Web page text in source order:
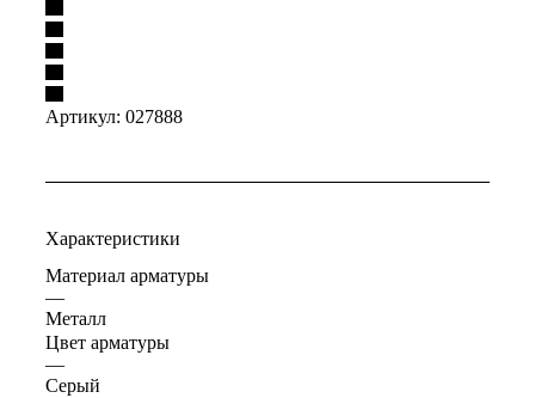
Артикул: 027888
Характеристики
Материал арматуры
—
Металл
Цвет арматуры
—
Серый